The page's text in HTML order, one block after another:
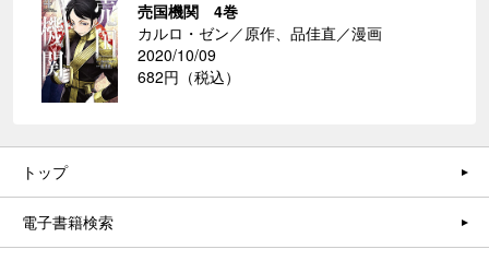
売国機関 4巻
カルロ・ゼン／原作、品佳直／漫画
2020/10/09
682円（税込）
トップ
電子書籍検索